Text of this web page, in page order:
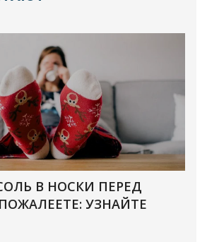
В НОСКИ ПЕРЕД
УЗНАЙТЕ